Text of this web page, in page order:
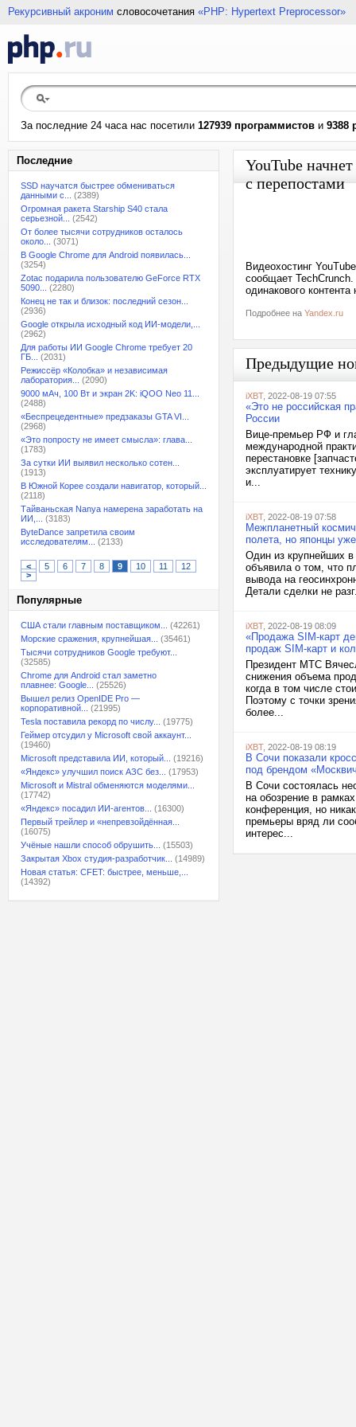
Рекурсивный акроним словосочетания «PHP: Hypertext Preprocessor»
За последние 24 часа нас посетили 127939 программистов и 9388
Последние
SSD научатся быстрее обмениваться
данными с...
(2389)
Огромная ракета Starship S40 стала
серьезной...
(2542)
От более тысячи сотрудников осталось
около...
(3071)
В Google Chrome для Android появилась...
(3254)
Zotac подарила пользователю GeForce RTX
5090...
(2280)
Конец не так и близок: последний сезон...
(2936)
Google открыла исходный код ИИ-модели,...
(2962)
Для работы ИИ Google Chrome требует 20
ГБ...
(2031)
Режиссёр «Колобка» и независимая
лаборатория...
(2090)
9000 мАч, 100 Вт и экран 2K: iQOO Neo 11...
(2488)
«Беспрецедентные» предзаказы GTA VI...
(2968)
«Это попросту не имеет смысла»: глава...
(1783)
За сутки ИИ выявил несколько сотен...
(1913)
В Южной Корее создали навигатор, который...
(2118)
Тайваньская Nanya намерена заработать на
ИИ,...
(3183)
ByteDance запретила своим
исследователям...
(2133)
< 5 6 7 8 9 10 11
12
>
Популярные
США стали главным поставщиком...
(42261)
Морские сражения, крупнейшая...
(35461)
Тысячи сотрудников Google требуют...
(32585)
Chrome для Android стал заметно
плавнее: Google...
(25526)
Вышел релиз OpenIDE Pro —
корпоративной...
(21995)
Tesla поставила рекорд по числу...
(19775)
Геймер отсудил у Microsoft свой аккаунт...
(19460)
Microsoft представила ИИ, который...
(19216)
«Яндекс» улучшил поиск АЗС без...
(17953)
Microsoft и Mistral обменяются моделями...
(17742)
«Яндекс» посадил ИИ-агентов...
(16300)
Первый трейлер и «непревзойдённая...
(16075)
Учёные нашли способ обрушить...
(15503)
Закрытая Xbox студия-разработчик...
(14989)
Новая статья: CFET: быстрее, меньше,...
(14392)
YouTube
с перепостами
Видеохостинг
сообщает
одинакового
Подробнее на Yandex.ru
Предыдущие
iXBT, 2022-08-19 07:55
«Это не российская
России
Вице-премьер РФ и
международной
перестановке
эксплуатирует
и...
iXBT, 2022-08-19 07:58
Межпланетный
полета, но японцы
Один из крупнейших
объявила о том, что
вывода на
Детали сделки не
iXBT, 2022-08-19 08:09
«Продажа SIM-карт
продаж SIM-карт и
Президент МТС
снижения объема
когда в том числе
Поэтому с точки
более...
iXBT, 2022-08-19 08:19
В Сочи показали
под брендом
В Сочи состоялась
на обозрение в
конференция, но
премьеры вряд ли
интерес...